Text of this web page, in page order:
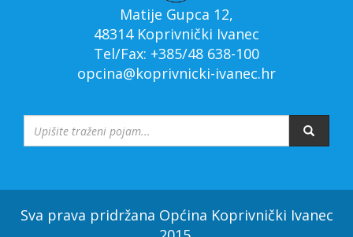
Matije Gupca 12,
48314 Koprivnički Ivanec
Tel/Fax: +385/48 638-100
opcina@koprivnicki-ivanec.hr
Sva prava pridržana Općina Koprivnički Ivanec